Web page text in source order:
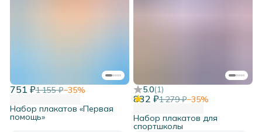
751 ₽1 155 ₽−35%
Набор плакатов «Первая
помощь»
5.0(1)
832 ₽1 279 ₽−35%
Набор плакатов для
спортшколы